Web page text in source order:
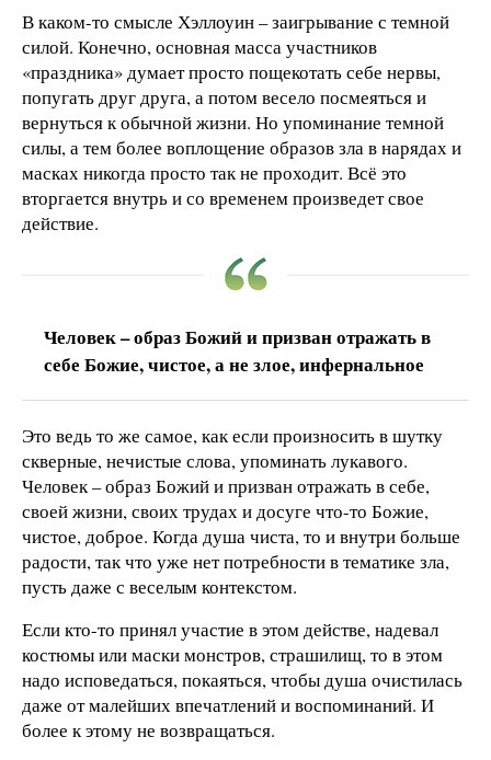
В каком-то смысле Хэллоуин – заигрывание с темной
силой. Конечно, основная масса участников
«праздника» думает просто пощекотать себе нервы,
попугать друг друга, а потом весело посмеяться и
вернуться к обычной жизни. Но упоминание темной
силы, а тем более воплощение образов зла в нарядах и
масках никогда просто так не проходит. Всё это
вторгается внутрь и со временем произведет свое
действие.
Человек – образ Божий и призван отражать в
себе Божие, чистое, а не злое, инфернальное
Это ведь то же самое, как если произносить в шутку
скверные, нечистые слова, упоминать лукавого.
Человек – образ Божий и призван отражать в себе,
своей жизни, своих трудах и досуге что-то Божие,
чистое, доброе. Когда душа чиста, то и внутри больше
радости, так что уже нет потребности в тематике зла,
пусть даже с веселым контекстом.
Если кто-то принял участие в этом действе, надевал
костюмы или маски монстров, страшилищ, то в этом
надо исповедаться, покаяться, чтобы душа очистилась
даже от малейших впечатлений и воспоминаний. И
более к этому не возвращаться.